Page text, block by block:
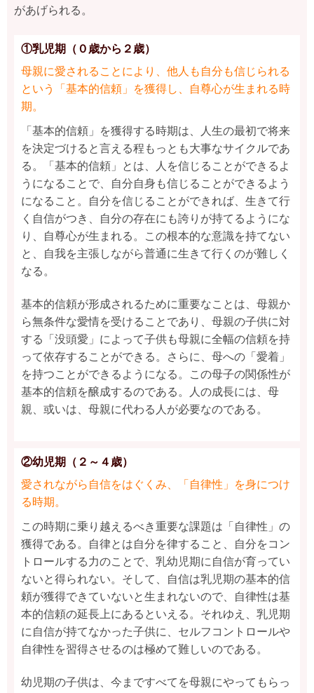
があげられる。
①乳児期（０歳から２歳）
母親に愛されることにより、他人も自分も信じられる
という「基本的信頼」を獲得し、自尊心が生まれる時
期。
「基本的信頼」を獲得する時期は、人生の最初で将来
を決定づけると言える程もっとも大事なサイクルであ
る。「基本的信頼」とは、人を信じることができるよ
うになることで、自分自身も信じることができるよう
になること。自分を信じることができれば、生きて行
く自信がつき、自分の存在にも誇りが持てるようにな
り、自尊心が生まれる。この根本的な意識を持てない
と、自我を主張しながら普通に生きて行くのが難しく
なる。
基本的信頼が形成されるために重要なことは、母親か
ら無条件な愛情を受けることであり、母親の子供に対
する「没頭愛」によって子供も母親に全幅の信頼を持
って依存することができる。さらに、母への「愛着」
を持つことができるようになる。この母子の関係性が
基本的信頼を醸成するのである。人の成長には、母
親、或いは、母親に代わる人が必要なのである。
②幼児期（２～４歳）
愛されながら自信をはぐくみ、「自律性」を身につけ
る時期。
この時期に乗り越えるべき重要な課題は「自律性」の
獲得である。自律とは自分を律すること、自分をコン
トロールする力のことで、乳幼児期に自信が育ってい
ないと得られない。そして、自信は乳児期の基本的信
頼が獲得できていないと生まれないので、自律性は基
本的信頼の延長上にあるといえる。それゆえ、乳児期
に自信が持てなかった子供に、セルフコントロールや
自律性を習得させるのは極めて難しいのである。
幼児期の子供は、今まですべてを母親にやってもらっ